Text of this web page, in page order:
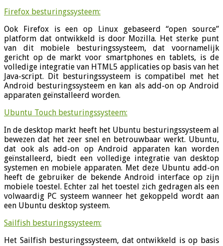
Firefox besturingssysteem:
Ook Firefox is een op Linux gebaseerd “open source”
platform dat ontwikkeld is door Mozilla. Het sterke punt
van dit mobiele besturingssysteem, dat voornamelijk
gericht op de markt voor smartphones en tablets, is de
volledige integratie van HTML5 applicaties op basis van het
Java-script. Dit besturingssysteem is compatibel met het
Android besturingssysteem en kan als add-on op Android
apparaten geïnstalleerd worden.
Ubuntu Touch besturingssysteem:
In de desktop markt heeft het Ubuntu besturingssysteem al
bewezen dat het zeer snel en betrouwbaar werkt. Ubuntu,
dat ook als add-on op Android apparaten kan worden
geïnstalleerd, biedt een volledige integratie van desktop
systemen en mobiele apparaten. Met deze Ubuntu add-on
heeft de gebruiker de bekende Android interface op zijn
mobiele toestel. Echter zal het toestel zich gedragen als een
volwaardig PC systeem wanneer het gekoppeld wordt aan
een Ubuntu desktop systeem.
Sailfish besturingssysteem:
Het Sailfish besturingssysteem, dat ontwikkeld is op basis